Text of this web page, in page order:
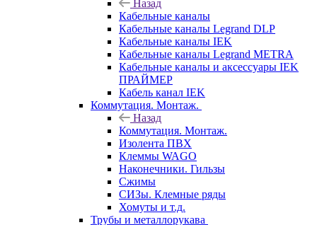
Назад
Кабельные каналы
Кабельные каналы Legrand DLP
Кабельные каналы IEK
Кабельные каналы Legrand METRA
Кабельные каналы и аксессуары IEK
ПРАЙМЕР
Кабель канал IEK
Коммутация. Монтаж.
Назад
Коммутация. Монтаж.
Изолента ПВХ
Клеммы WAGO
Наконечники. Гильзы
Сжимы
СИЗы. Клемные ряды
Хомуты и т.д.
Трубы и металлорукава